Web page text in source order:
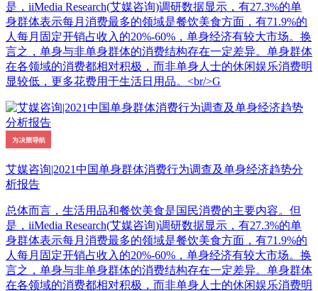
是，iiMedia Research(艾媒咨询)调研数据显示，有27.3%的单
身群体表示每月消费最多的领域是餐饮美食方面，有71.9%的
人每月固定开销占收入的20%-60%，单身经济有较大市场。换
言之，单身与非单身群体的消费结构存在一定差异。单身群体
在各领域的消费都相对积极，而非单身人士的休闲娱乐消费明
显较低，更多花费用于生活日用品。<br/>G
艾媒咨询|2021中国单身群体消费行为调查及单身经济趋势分
析报告
总体而言，生活用品和餐饮美食是国民消费的主要内容。但
是，iiMedia Research(艾媒咨询)调研数据显示，有27.3%的单
身群体表示每月消费最多的领域是餐饮美食方面，有71.9%的
人每月固定开销占收入的20%-60%，单身经济有较大市场。换
言之，单身与非单身群体的消费结构存在一定差异。单身群体
在各领域的消费都相对积极，而非单身人士的休闲娱乐消费明